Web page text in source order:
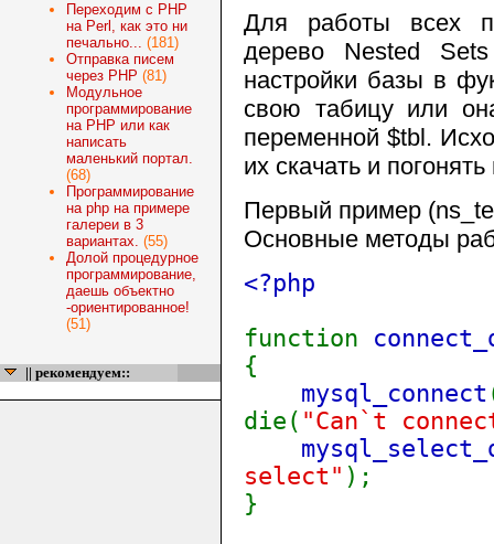
Переходим с PHP
на Perl, как это ни
печально... (181)
Отправка писем
через PHP (81)
Модульное
программирование
на PHP или как
написать
маленький портал.
(68)
Программирование
на php на примере
галереи в 3
вариантах. (55)
Долой процедурное
программирование,
даешь объектно
-ориентированное!
(51)
|| рекомендуем::
Для работы всех
дерево Nested
настройки базы в
свою табицу или
переменной $tbl.
их скачать и
Первый пример
Основные методы
<?php
function
{
mysql_connect
die( "Can`t
select" );
}